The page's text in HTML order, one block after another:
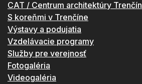
CAT / Centrum architektúry Trenčín
S koreňmi v Trenčíne
Výstavy a podujatia
Vzdelávacie programy
Služby pre verejnosť
Fotogaléria
Videogaléria